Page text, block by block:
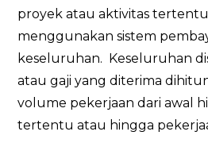
proyek atau aktivitas
menggunakan sistem
keseluruhan. Keseluruhan
atau gaji yang diterima
volume pekerjaan dari awal
tertentu atau hingga